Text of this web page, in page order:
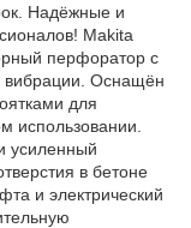
Надёжные и
Makita
перфоратор с
вибрации. Оснащён
для
использовании.
усиленный
в бетоне
и электрический